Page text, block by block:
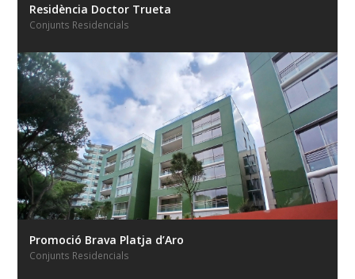
Residència Doctor Trueta
Conjunts Residencials
Promoció Brava Platja d’Aro
Conjunts Residencials